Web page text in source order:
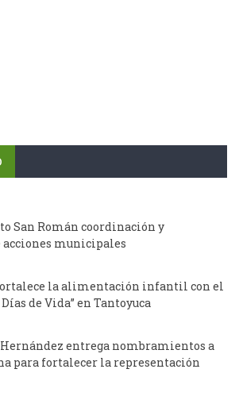
San Román coordinación y
municipales
la alimentación infantil con el
de Vida” en Tantoyuca
entrega nombramientos a
para fortalecer la representación